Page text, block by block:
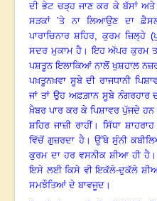
ਦੀ ਭੇਟ ਚੜ੍ਹ ਜਾਣ ਕਰ ਕੇ ਬੱਸਾਂ
ਸੜਕਾਂ ’ਤੇ ਨਾ ਲਿਆਉਣ ਦਾ
ਪਾਰਾਚਿਨਾਰ ਸ਼ਹਿਰ, ਕੁਰਮ ਜ਼ਿਲ੍ਹੇ
ਸਦਰ ਮੁਕਾਮ ਹੈ ।ਇਹ ਅੱਪਰ ਕੁਰਮ
ਪਸ਼ਤੂਨ ਇਲਾਕਿਆਂ ਨਾਲੋਂ ਖੁਸ਼ਹਾਲ
ਪਖ਼ਤੂਨਖ਼ਵਾ ਸੂਬੇ ਦੀ ਰਾਜਧਾਨੀ
ਜਾਂ ਤਾਂ ਉਹ ਅਫ਼ਗ਼ਾਨ ਸੂਬੇ ਨੰਗਰਹਾਰ
ਖ਼ੈਬਰ ਪਾਰ ਕਰ ਕੇ ਪਿਸ਼ਾਵਰ ਪੁੱਜਦੇ
ਸ਼ਹਿਰ ਜਾਜ਼ੀ ਰਾਹੀਂ। ਸਿੱਧਾ
ਵਿੱਚੋਂ ਗੁਜ਼ਰਦਾ ਹੈ। ਉੱਥੇ ਸੁੰਨੀ
ਕੁਰਮ ਦਾ ਹਰ ਵਸਨੀਕ ਸ਼ੀਆ ਹੀ ਹੈ
ਇਸੇ ਲਈ ਕਿਸੇ ਵੀ ਇਕੱਲੇ-ਦੁਕੱਲੇ
ਸਮਝੌਤਿਆਂ ਦੇ ਬਾਵਜੂਦ ।